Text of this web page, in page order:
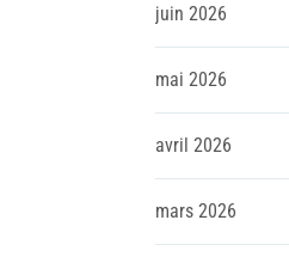
juin 2026
mai 2026
avril 2026
mars 2026